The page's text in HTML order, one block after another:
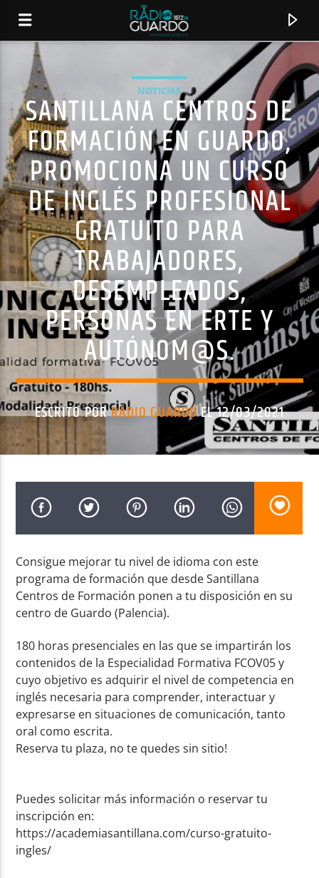
CANCIÓN ACTUAL
TÍTULO
ARTISTA
Radio AMGu
NOTICIAS
SANTILLANA CENTROS DE
FORMACIÓN EN GUARDO,
PROMOCIONA UN CURSO
DE INGLÉS PROFESIONAL
GRATUITO PARA
TRABAJADORES,
DESEMPLEADOS,
PERSONAS EN ERTE Y
AUTÓNOM@S.
ESCRITO PORRADIO GUARDOEL 12/03/2021
Consigue mejorar tu nivel de idioma con este
programa de formación que desde Santillana
Centros de Formación ponen a tu disposición en su
centro de Guardo (Palencia).
180 horas presenciales en las que se impartirán los
contenidos de la Especialidad Formativa FCOV05 y
cuyo objetivo es adquirir el nivel de competencia en
inglés necesaria para comprender, interactuar y
expresarse en situaciones de comunicación, tanto
oral como escrita.
Reserva tu plaza, no te quedes sin sitio!
Puedes solicitar más información o reservar tu
inscripción en:
https://academiasantillana.com/curso-gratuito-
ingles/